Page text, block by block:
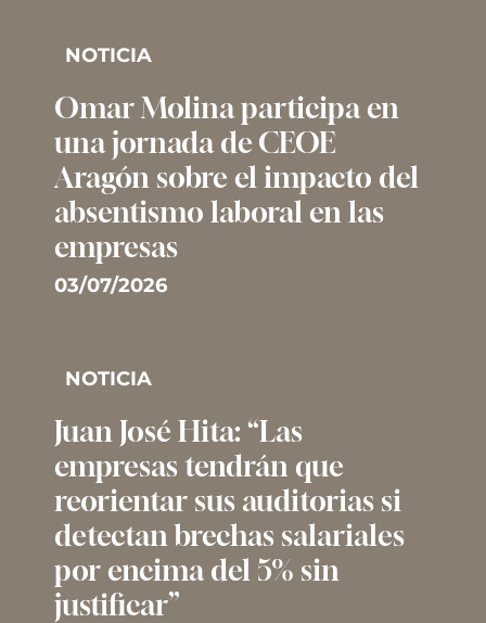
NOTICIA
Omar Molina participa en
una jornada de CEOE
Aragón sobre el impacto del
absentismo laboral en las
empresas
03/07/2026
NOTICIA
Juan José Hita: “Las
empresas tendrán que
reorientar sus auditorias si
detectan brechas salariales
por encima del 5% sin
justificar”